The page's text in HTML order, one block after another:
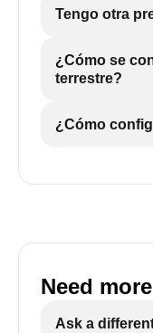
Tengo otra
¿Cómo se
terrestre?
¿Cómo
Need
Ask a